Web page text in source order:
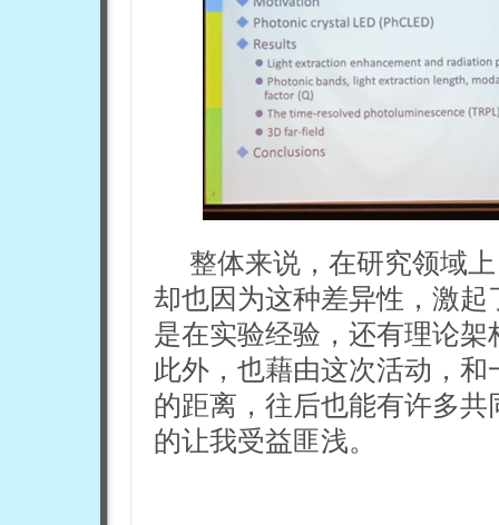
整体来说，在研究领域
却也因为这种差异性，激
是在实验经验，还有理论
此外，也藉由这次活动，
的距离，往后也能有许多
的让我受益匪浅。